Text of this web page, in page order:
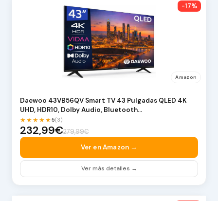
-17%
Amazon
Daewoo 43VB56QV Smart TV 43 Pulgadas QLED 4K
UHD, HDR10, Dolby Audio, Bluetooth…
★★★★★5(3)
232,99€279,99€
Ver en Amazon →
Ver más detalles →